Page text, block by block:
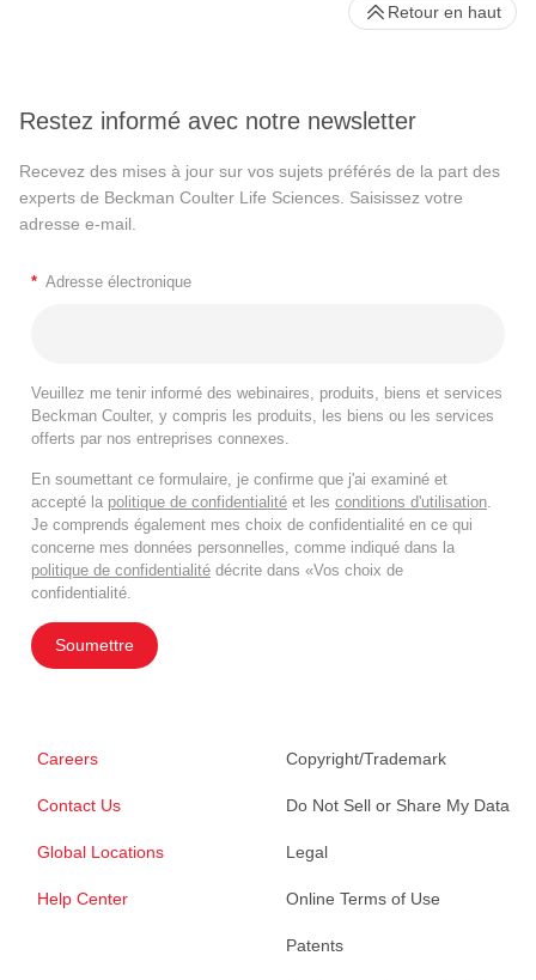
Restez informé avec notre newsletter
Recevez des mises à jour sur vos sujets préférés de la part des
experts de Beckman Coulter Life Sciences. Saisissez votre
adresse e-mail.
* Adresse électronique
Veuillez me tenir informé des webinaires, produits, biens et services
Beckman Coulter, y compris les produits, les biens ou les services
offerts par nos entreprises connexes.
En soumettant ce formulaire, je confirme que j'ai examiné et
accepté la politique de confidentialité et les conditions d'utilisation
Je comprends également mes choix de confidentialité en ce qui
concerne mes données personnelles, comme indiqué dans la
politique de confidentialité décrite dans «Vos choix de
confidentialité.
Soumettre
Careers
Contact Us
Global Locations
Help Center
Copyright/Trademark
Do Not Sell or Share My Data
Legal
Online Terms of Use
Patents
Retour en haut